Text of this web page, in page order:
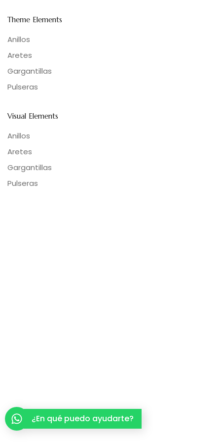
Theme Elements
Anillos
Aretes
Gargantillas
Pulseras
Visual Elements
Anillos
Aretes
Gargantillas
Pulseras
¿En qué puedo ayudarte?